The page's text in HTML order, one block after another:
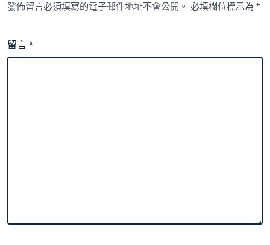
發佈留言必須填寫的電子郵件地址不會公開。 必填欄位標示為*
留言*